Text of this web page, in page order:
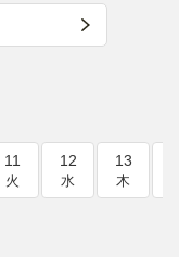
11
火
12
水
13
木